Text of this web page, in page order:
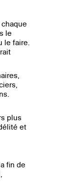
le
le faire.
plus
et
fin de